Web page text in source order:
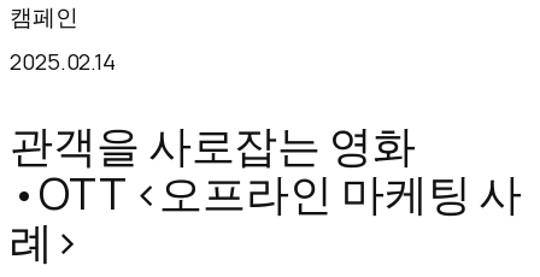
텐
츠
로
바
가
캠페인
2025.02.14
관객을 사로잡는 영화
•OTT <오프라인 마케팅 사
례>